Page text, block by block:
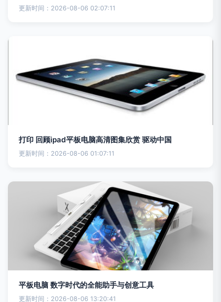
更新时间：2026-08-06 02:07:11
打印 回顾ipad平板电脑高清图集欣赏 驱动中国
更新时间：2026-08-06 01:07:11
平板电脑 数字时代的全能助手与创意工具
更新时间：2026-08-06 13:20:41